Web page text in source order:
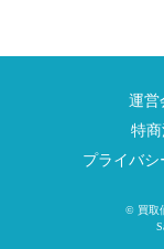
運営
特
プライバシ
© 買取